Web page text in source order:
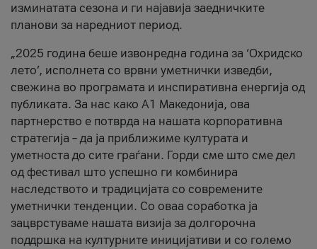
изминатата сезона и ги најавија заедничките
планови за наредниот период.
„2025 година беше извонредна година за ‘Охридско
лето’, исполнета со врвни уметнички изведби,
свежина во програмата и инспиративна енергија од
публиката. За нас како A1 Македонија, ова
партнерство е потврда на нашата корпоративна
стратегија – да ја приближиме културата и
уметноста до сите граѓани. Горди сме што сме дел
од фестивал што успешно ги комбинира
наследството и традицијата со современите
уметнички тенденции. Со оваа соработка ја
зацврстуваме нашата визија за долгорочна
поддршка на културните иницијативи и со големо